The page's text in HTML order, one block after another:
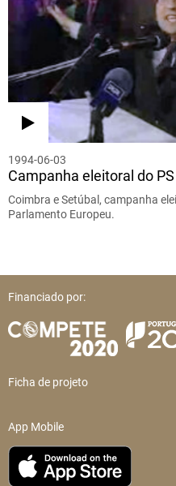
1994-06-03
Campanha eleitoral do
Coimbra e Setúbal, campanha
Parlamento Europeu.
Financiado por:
Ficha de projeto
App Mobile